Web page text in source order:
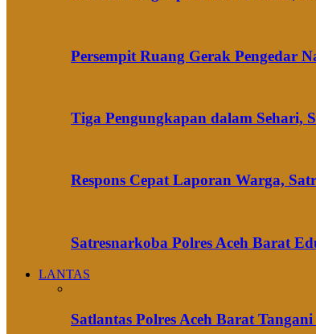
Persempit Ruang Gerak Pengedar
Tiga Pengungkapan dalam Sehari,
Respons Cepat Laporan Warga,
Satresnarkoba Polres Aceh Barat
LANTAS
Satlantas Polres Aceh Barat